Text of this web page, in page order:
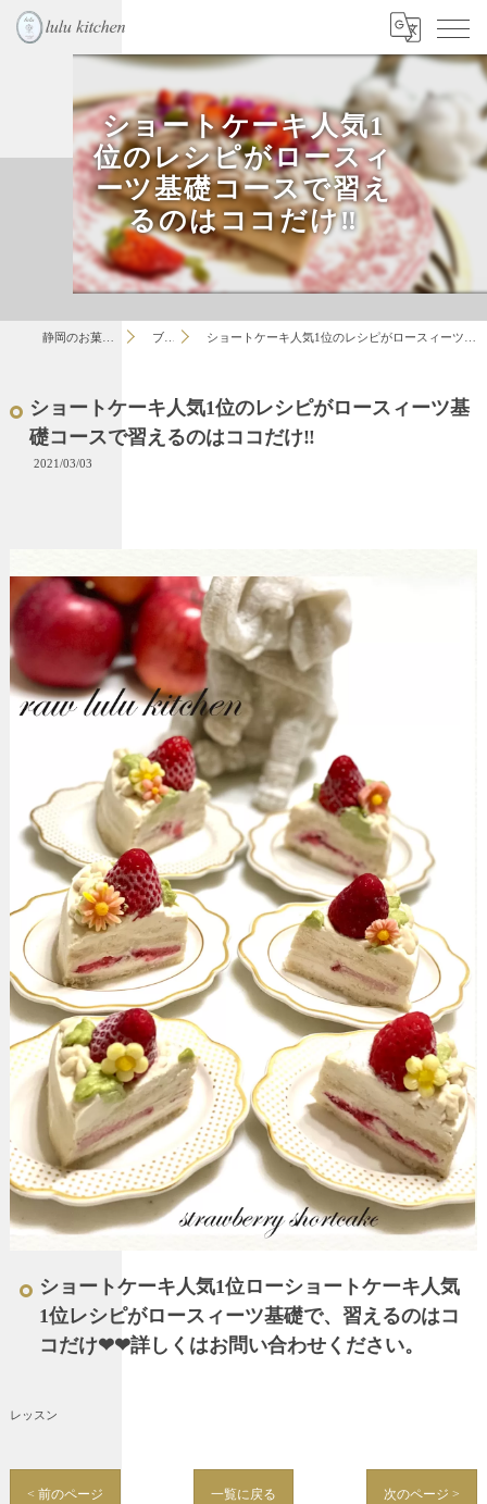
ショートケーキ人気1
位のレシピがロースィ
ーツ基礎コースで習え
るのはココだけ‼︎
静岡のお菓子教室はlulu ブログ ショートケーキ人気1位のレシピがロースィーツ基礎コースで習えるのはココだけ‼︎
ショートケーキ人気1位のレシピがロースィーツ基
礎コースで習えるのはココだけ‼︎
2021/03/03
ショートケーキ人気1位ローショートケーキ人気
1位レシピがロースィーツ基礎で、習えるのはコ
コだけ❤︎❤︎詳しくはお問い合わせください。
レッスン
< 前のページ 一覧に戻る 次のページ >